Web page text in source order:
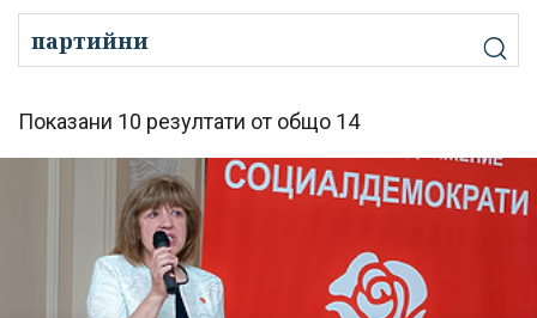
Показани 10 резултати от общо 14